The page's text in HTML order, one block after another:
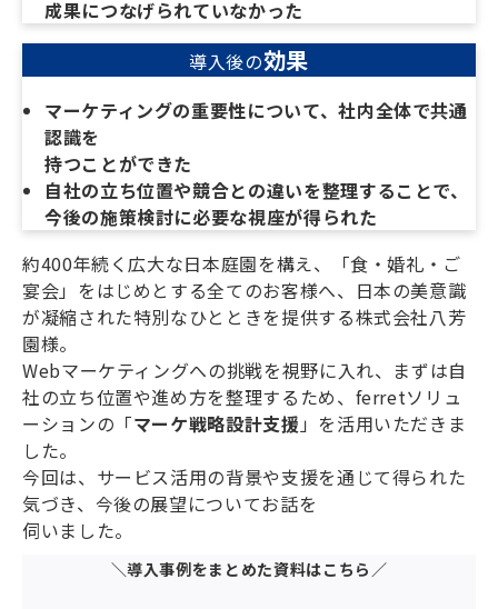
成果につなげられていなかった
導入後の効果
マーケティングの重要性について、社内全体で共通
認識を
持つことができた
自社の立ち位置や競合との違いを整理することで、
今後の施策検討に必要な視座が得られた
約400年続く広大な日本庭園を構え、「食・婚礼・ご
宴会」をはじめとする全てのお客様へ、日本の美意識
が凝縮された特別なひとときを提供する株式会社八芳
園様。
Webマーケティングへの挑戦を視野に入れ、まずは自
社の立ち位置や進め方を整理するため、ferretソリュ
ーションの「マーケ戦略設計支援 」を活用いただきま
した。
今回は、サービス活用の背景や支援を通じて得られた
気づき、今後の展望についてお話を
伺いました。
＼導入事例をまとめた資料はこちら／